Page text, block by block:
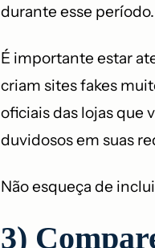
durante esse período.
É importante estar
criam sites fakes
oficiais das lojas que
duvidosos em suas
Não esqueça de
3)